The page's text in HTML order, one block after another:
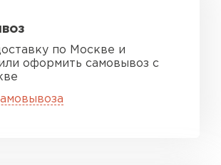
по Москве и
оформить самовывоз с